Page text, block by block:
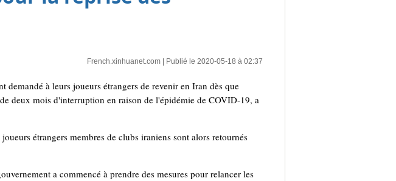
French.xinhuanet.com| Publié le 2020-05-18 à 02:37
à leurs joueurs étrangers de revenir en Iran dès que
deux mois d'interruption en raison de l'épidémie de COVID-19, a
étrangers membres de clubs iraniens sont alors retournés
a commencé à prendre des mesures pour relancer les